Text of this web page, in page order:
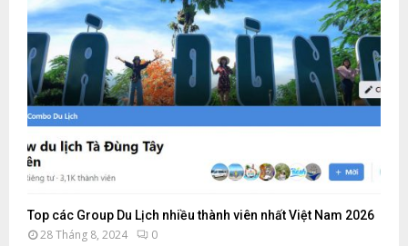
Top các Group Du Lịch nhiều thành viên nhất Việt Nam 2026
28 Tháng 8, 2024 0